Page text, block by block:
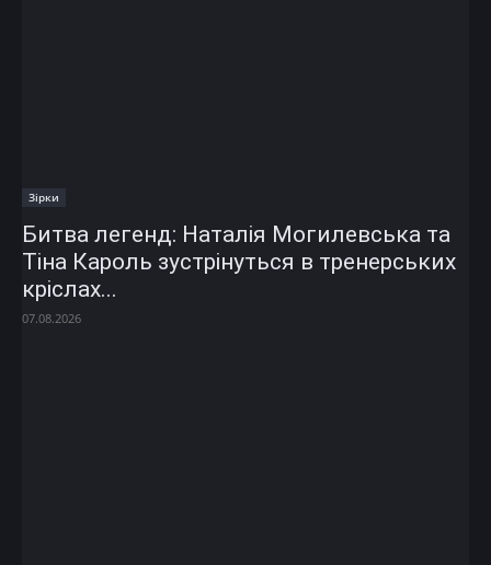
Зірки
Битва легенд: Наталія Могилевська та
Тіна Кароль зустрінуться в тренерських
кріслах...
07.08.2026